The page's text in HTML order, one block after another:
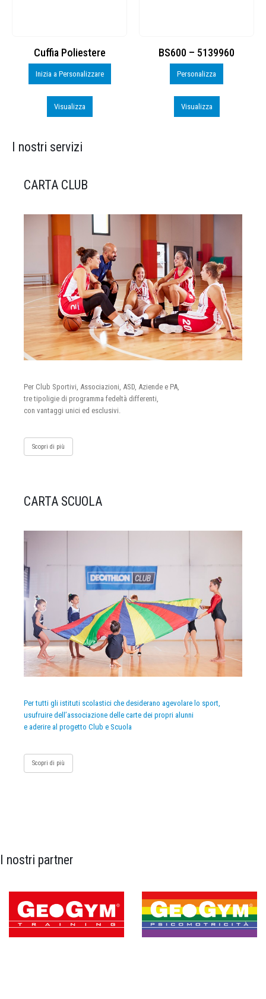
Cuffia Poliestere
Inizia a Personalizzare
Visualizza
BS600 – 5139960
Personalizza
Visualizza
I nostri servizi
CARTA CLUB
Per Club Sportivi, Associazioni, ASD, Aziende e PA,
tre tipoligie di programma fedeltà differenti,
con vantaggi unici ed esclusivi.
Scopri di più
CARTA SCUOLA
Per tutti gli istituti scolastici che desiderano agevolare lo sport,
usufruire dell’associazione delle carte dei propri alunni
e aderire al progetto Club e Scuola
Scopri di più
I nostri partner